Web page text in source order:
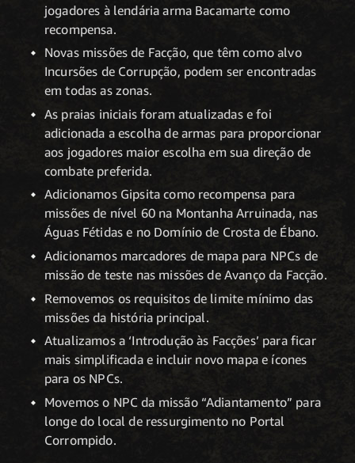
jogadores à lendária arma Bacamarte como
recompensa.
Novas missões de Facção, que têm como alvo
Incursões de Corrupção, podem ser encontradas
em todas as zonas.
As praias iniciais foram atualizadas e foi
adicionada a escolha de armas para proporcionar
aos jogadores maior escolha em sua direção de
combate preferida.
Adicionamos Gipsita como recompensa para
missões de nível 60 na Montanha Arruinada, nas
Águas Fétidas e no Domínio de Crosta de Ébano.
Adicionamos marcadores de mapa para NPCs de
missão de teste nas missões de Avanço da Facção.
Removemos os requisitos de limite mínimo das
missões da história principal.
Atualizamos a ‘Introdução às Facções’ para ficar
mais simplificada e incluir novo mapa e ícones
para os NPCs.
Movemos o NPC da missão “Adiantamento” para
longe do local de ressurgimento no Portal
Corrompido.